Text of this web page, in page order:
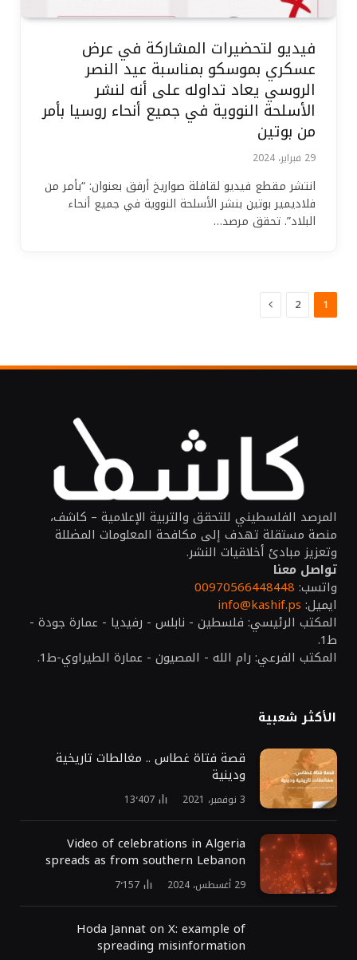
فيديو لتحضيرات المشاركة في عرض
عسكري بموسكو بمناسبة عيد النصر
الروسي يعاد تداوله على أنه لنشر
الأسلحة النووية في جميع أنحاء روسيا بأمر
من بوتين
29 فبراير، 2024
انتشر مقطع فيديو لقافلة صواريخ أرفق بعنوان: “بأمر من
فلاديمير بوتين بنشر الأسلحة النووية في جميع أنحاء
البلاد”. تحقق مرصد…
1
2 التالي
المرصد الفلسطيني للتحقق والتربية الإعلامية – كاشف،
منصة مستقلة تهدف إلى مكافحة المعلومات المضللة
وتعزيز مبادئ أخلاقيات النشر.
تواصل معنا
واتسب: 00970566448448
ايميل: info@kashif.ps
المكتب الرئيسي: فلسطين - نابلس - رفيديا - عمارة جودة -
ط1.
المكتب الفرعي: رام الله - المصيون - عمارة الطيراوي-ط1.
الأكثر شعبية
قصة فتاة غطاس .. مغالطات تاريخية
ودينية
3 نوفمبر، 2021 13٬407
Video of celebrations in Algeria
spreads as from southern Lebanon
29 أغسطس، 2024 7٬157
Hoda Jannat on X: example of
spreading misinformation